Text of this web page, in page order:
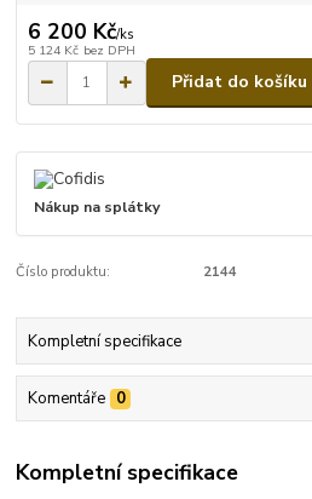
6 200 Kč/ks
5 124 Kč bez DPH
Přidat do košíku
Nákup na splátky
Číslo produktu: 2144
Kompletní specifikace
Komentáře 0
Kompletní specifikace